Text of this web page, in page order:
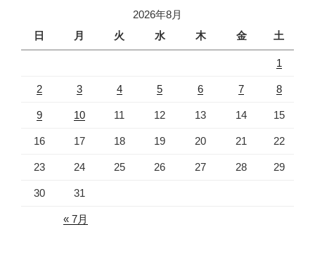
2026年8月
日
月 火 水 木 金 土
1
2 3 4 5 6 7 8
9 10 11 12 13 14 15
16 17 18 19 20 21 22
23 24 25 26 27 28 29
30 31
« 7月